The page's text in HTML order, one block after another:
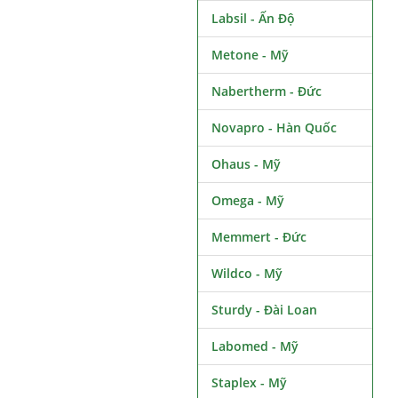
Labsil - Ấn Độ
Metone - Mỹ
Nabertherm - Đức
Novapro - Hàn Quốc
Ohaus - Mỹ
Omega - Mỹ
Memmert - Đức
Wildco - Mỹ
Sturdy - Đài Loan
Labomed - Mỹ
Staplex - Mỹ